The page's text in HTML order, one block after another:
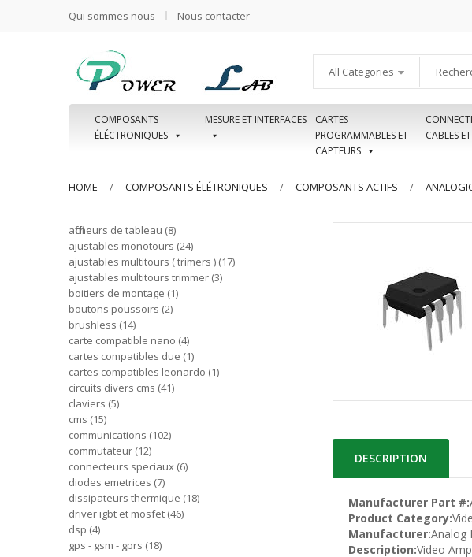
Qui sommes nous Nous contacter
All Categories
COMPOSANTS
ÉLÉCTRONIQUES
MESURE ET INTERFACES
CARTES
PROGRAMMABLES ET
CAPTEURS
CABLES
HOME COMPOSANTS ÉLÉTRONIQUES COMPOSANTS ACTIFS
DESCRIPTION
Manufacturer Part #:
Product Category:
Manufacturer:Analog
Description:Video
afficheurs de tableau 8
ajustables monotours 24
ajustables multitours ( trimers ) 17
ajustables multitours trimmer 3
boitiers de montage 1
boutons poussoirs 2
brushless 14
carte compatible nano 4
cartes compatibles due 1
cartes compatibles leonardo 1
circuits divers cms 41
claviers 5
cms 15
communications 102
commutateur 12
connecteurs speciaux 6
diodes emetrices 7
dissipateurs thermique 18
driver igbt et mosfet 46
dsp 4
gps - gsm - gprs 18